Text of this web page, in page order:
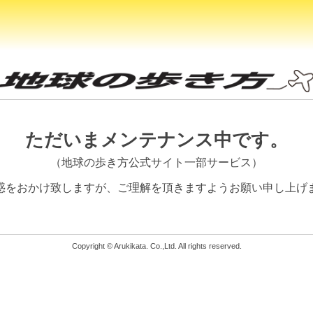
ただいまメンテナンス中です。
（地球の歩き方公式サイト一部サービス）
をおかけ致しますが、 ご理解を頂きますようお願い申し上げ
Copyright © Arukikata. Co.,Ltd. All rights reserved.